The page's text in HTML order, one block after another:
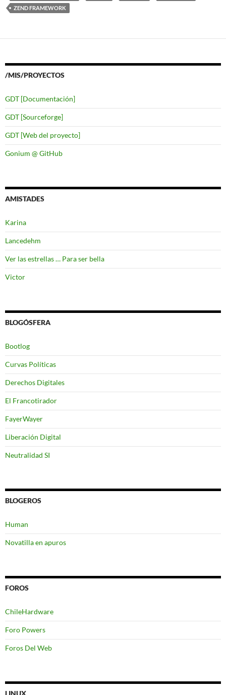
ZEND FRAMEWORK
/MIS/PROYECTOS
GDT [Documentación]
GDT [Sourceforge]
GDT [Web del proyecto]
Gonium @ GitHub
AMISTADES
Karina
Lancedehm
Ver las estrellas … Para ser bella
Victor
BLOGÓSFERA
Bootlog
Curvas Políticas
Derechos Digitales
El Francotirador
FayerWayer
Liberación Digital
Neutralidad SI
BLOGEROS
Human
Novatilla en apuros
FOROS
ChileHardware
Foro Powers
Foros Del Web
LINUX